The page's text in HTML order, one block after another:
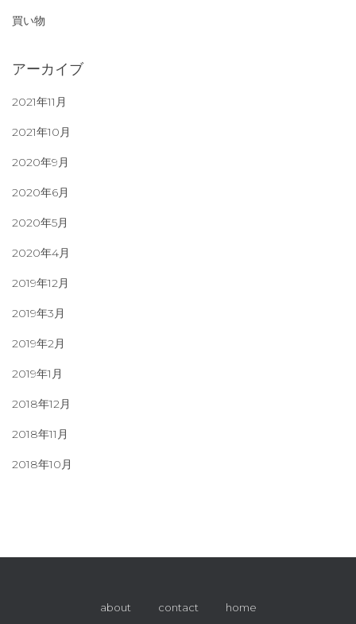
買い物
アーカイブ
2021年11月
2021年10月
2020年9月
2020年6月
2020年5月
2020年4月
2019年12月
2019年3月
2019年2月
2019年1月
2018年12月
2018年11月
2018年10月
about contact home